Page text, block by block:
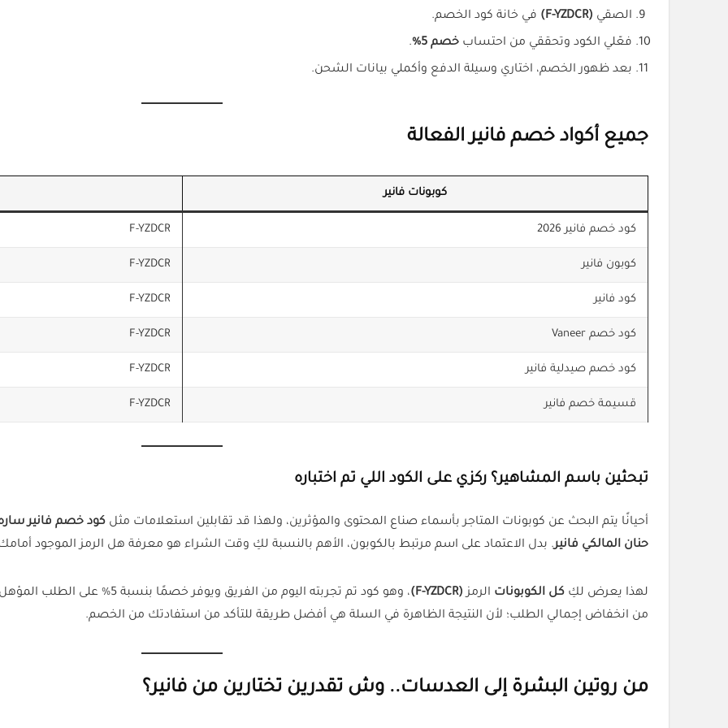
الصقي (F-YZDCR) في خانة كود الخصم.
فعّلي الكود وتحققي من احتساب خصم 5% .
بعد ظهور الخصم، اختاري وسيلة الدفع وأكملي بيانات الشحن.
جميع أكواد خصم فانير الفعالة
كوبونات فانير
كود خصم فانير 2026 F-YZDCR
كوبون فانير F-YZDCR
كود فانير F-YZDCR
كود خصم Vaneer F-YZDCR
كود خصم صيدلية فانير F-YZDCR
قسيمة خصم فانير F-YZDCR
تبحثين باسم المشاهير؟ ركزي على الكود اللي تم اختباره
أحيانًا يتم البحث عن كوبونات المتاجر بأسماء صناع المحتوى والمؤثرين، ولهذا قد تقابلين استعلامات مثل كود خصم فانير ساره
حنان المالكي فانير. بدل الاعتماد على اسم مرتبط بالكوبون، الأهم بالنسبة لكِ وقت الشراء هو معرفة هل الرمز الموجود
لهذا يعرض لكِ كل الكوبونات الرمز(F-YZDCR)
، وهو كود تم تجربته اليوم من
من انخفاض إجمالي الطلب؛ لأن النتيجة الظاهرة في السلة هي أفضل طريقة للتأكد من استفادتك من الخصم.
من روتين البشرة إلى العدسات.. وش تقدرين تختارين من فانير؟